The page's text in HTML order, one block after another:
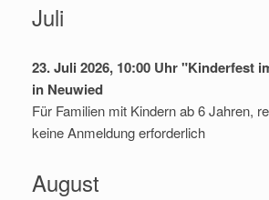
Juli
23. Juli 2026, 10:00 Uhr "Kinderfest
in Neuwied
Für Familien mit Kindern ab 6 Jahren,
keine Anmeldung erforderlich
August